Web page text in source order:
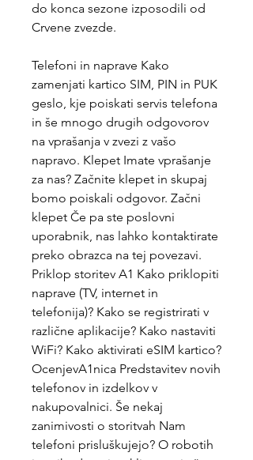
do konca sezone izposodili od
Crvene zvezde.
Telefoni in naprave Kako
zamenjati kartico SIM, PIN in PUK
geslo, kje poiskati servis telefona
in še mnogo drugih odgovorov
na vprašanja v zvezi z vašo
napravo. Klepet Imate vprašanje
za nas? Začnite klepet in skupaj
bomo poiskali odgovor. Začni
klepet Če pa ste poslovni
uporabnik, nas lahko kontaktirate
preko obrazca na tej povezavi.
Priklop storitev A1 Kako priklopiti
naprave (TV, internet in
telefonija)? Kako se registrirati v
različne aplikacije? Kako nastaviti
WiFi? Kako aktivirati eSIM kartico?
OcenjevA1nica Predstavitev novih
telefonov in izdelkov v
nakupovalnici. Še nekaj
zanimivosti o storitvah Nam
telefoni prisluškujejo? O robotih